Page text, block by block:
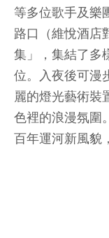
等多位歌手及樂
路口（維悅酒店
集」，集結了多
位。入夜後可漫
麗的燈光藝術裝
色裡的浪漫氛圍
百年運河新風貌